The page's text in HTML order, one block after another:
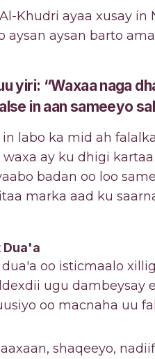
Khudri ayaa xusay in
aysan aysan barto
yiri: “Waxaa naga
in aan sameeyo
labo ka mid ah
ay ku dhigi
badan oo loo
marka aad ku
Dua'a
oo isticmaalo
ugu dambeysay
oo macnaha uu
shaqeeyo,